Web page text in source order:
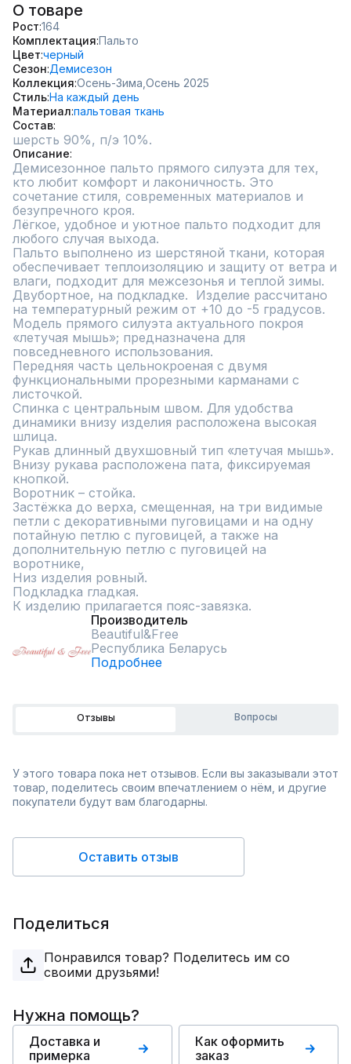
О товаре
Рост 164
Комплектация Пальто
Цвет черный
Сезон Демисезон
Коллекция Осень-Зима, Осень 2025
СтильНа каждый день
Материал пальтовая ткань
Состав
шерсть 90%, п/э 10%.
Описание
Демисезонное пальто прямого силуэта для тех,
кто любит комфорт и лаконичность. Это
сочетание стиля, современных материалов и
безупречного кроя.
Лёгкое, удобное и уютное пальто подходит для
любого случая выхода.
Пальто выполнено из шерстяной ткани, которая
обеспечивает теплоизоляцию и защиту от ветра и
влаги, подходит для межсезонья и теплой зимы.
Двубортное, на подкладке.  Изделие рассчитано
на температурный режим от +10 до -5 градусов.
Модель прямого силуэта актуального покроя
«летучая мышь»; предназначена для
повседневного использования.
Передняя часть цельнокроеная с двумя
функциональными прорезными карманами с
листочкой.
Спинка с центральным швом. Для удобства
динамики внизу изделия расположена высокая
шлица.
Рукав длинный двухшовный тип «летучая мышь».
Внизу рукава расположена пата, фиксируемая
кнопкой.
Воротник – стойка.
Застёжка до верха, смещенная, на три видимые
петли с декоративными пуговицами и на одну
потайную петлю с пуговицей, а также на
дополнительную петлю с пуговицей на
воротнике,
Низ изделия ровный.
Подкладка гладкая.
К изделию прилагается пояс-завязка.
Производитель
Beautiful&Free
Республика Беларусь
Подробнее
Отзывы Вопросы
У этого товара пока нет отзывов. Если вы заказывали этот
товар, поделитесь своим впечатлением о нём, и другие
покупатели будут вам благодарны.
Оставить отзыв
Поделиться
Понравился товар? Поделитесь им со
своими друзьями!
Нужна помощь?
Доставка и
примерка
Как оформить
заказ